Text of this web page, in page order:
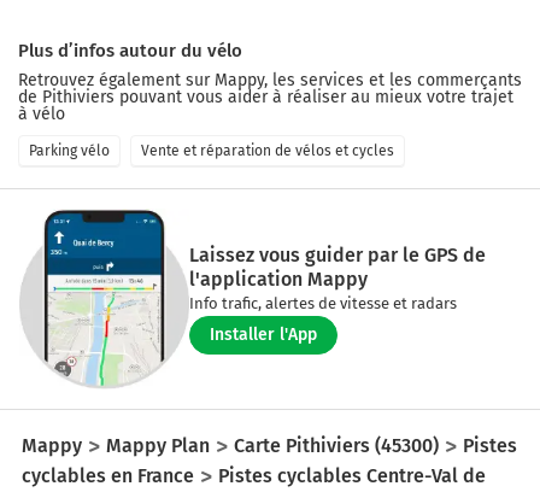
Plus d’infos autour du vélo
Retrouvez également sur Mappy, les services et les commerçants
de Pithiviers pouvant vous aider à réaliser au mieux votre trajet
à vélo
Parking vélo Vente et réparation de vélos et cycles
Laissez vous guider par le GPS de
l'application Mappy
Info trafic, alertes de vitesse et radars
Installer l'App
Mappy Mappy Plan Carte Pithiviers (45300)
Pistes
cyclables en France
Pistes cyclables Centre-Val de